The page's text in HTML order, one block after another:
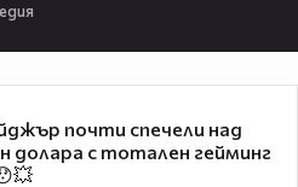
почти спечели над
долара с тотален гейминг